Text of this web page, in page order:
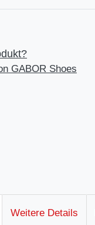
GABOR Shoes
Weitere Details